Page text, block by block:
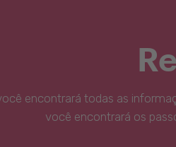
encontrará todas as
você encontrará os